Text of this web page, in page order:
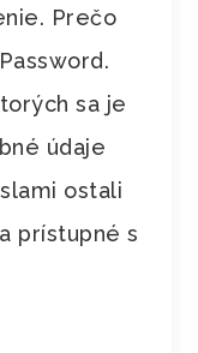
Prečo
sa je
údaje
ostali
prístupné s